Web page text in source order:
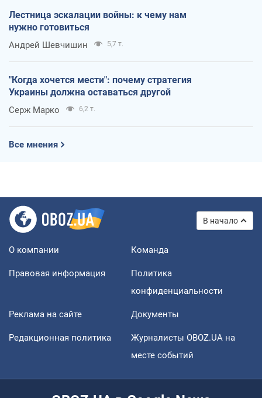
Лестница эскалации войны: к чему нам
нужно готовиться
Андрей Шевчишин 5,7 т.
"Когда хочется мести": почему стратегия
Украины должна оставаться другой
Серж Марко 6,2 т.
Все мнения
В начало
О компании Команда
Правовая информация
Политика
конфиденциальности
Реклама на сайте Документы
Редакционная политика
Журналисты OBOZ.UA на
месте событий